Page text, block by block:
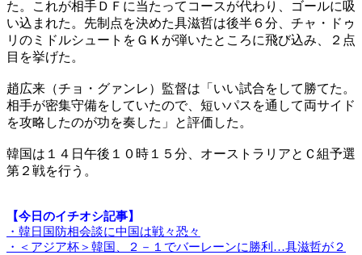
た。これが相手ＤＦに当たってコースが代わり、ゴールに吸
い込まれた。先制点を決めた具滋哲は後半６分、チャ・ドゥ
リのミドルシュートをＧＫが弾いたところに飛び込み、２点
目を挙げた。
趙広来（チョ・グァンレ）監督は「いい試合をして勝てた。
相手が密集守備をしていたので、短いパスを通して両サイド
を攻略したのが功を奏した」と評価した。
韓国は１４日午後１０時１５分、オーストラリアとＣ組予選
第２戦を行う。
【今日のイチオシ記事】
・韓日国防相会談に中国は戦々恐々
・＜アジア杯＞韓国、２－１でバーレーンに勝利…具滋哲が２